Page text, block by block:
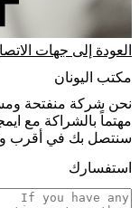
العودة إلى جهات
مكتب اليونان
نحن شركة منفتحة
مهتماً بالشراكة مع
سنتصل بك في أقرب
استفسارك